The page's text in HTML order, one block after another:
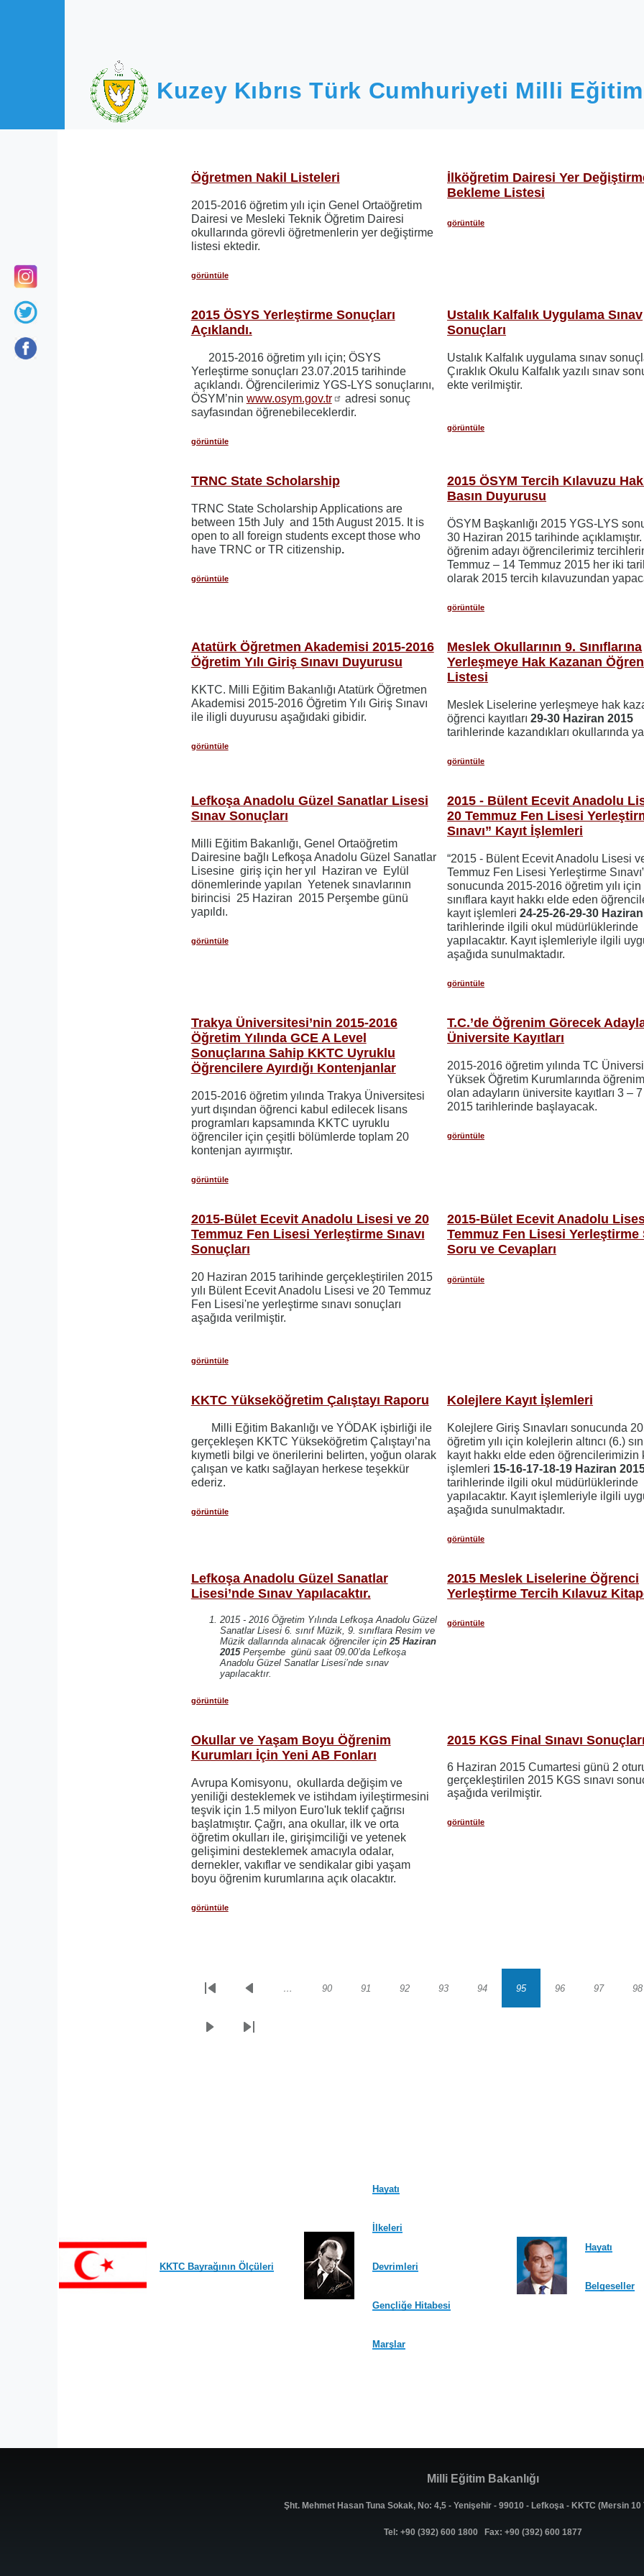
Kuzey Kıbrıs Türk Cumhuriyeti Milli Eğitim
Öğretmen Nakil Listeleri
2015-2016 öğretim yılı için Genel Ortaöğretim
Dairesi ve Mesleki Teknik Öğretim Dairesi
okullarında görevli öğretmenlerin yer değiştirme
listesi ektedir.
görüntüle
İlköğretim Dairesi Yer
Bekleme Listesi
görüntüle
2015 ÖSYS Yerleştirme Sonuçları
Açıklandı.
2015-2016 öğretim yılı için; ÖSYS
Yerleştirme sonuçları 23.07.2015 tarihinde
açıklandı. Öğrencilerimiz YGS-LYS sonuçlarını,
ÖSYM’nin www.osym.gov.tr
adresi sonuç
sayfasından öğrenebileceklerdir.
görüntüle
Ustalık Kalfalık Uygulama Sınav
Sonuçları
Ustalık Kalfalık uygulama sınav
Çıraklık Okulu Kalfalık yazılı sınav
ekte verilmiştir.
görüntüle
TRNC State Scholarship
TRNC State Scholarship Applications are
between 15th July and 15th August 2015. It is
open to all foreign students except those who
have TRNC or TR citizenship.
görüntüle
2015 ÖSYM Tercih Kılavuzu
Basın Duyurusu
ÖSYM Başkanlığı 2015 YGS-LYS
30 Haziran 2015 tarihinde
öğrenim adayı öğrencilerimiz
Temmuz – 14 Temmuz 2015 her iki
olarak 2015 tercih kılavuzundan
görüntüle
Atatürk Öğretmen Akademisi 2015-2016
Öğretim Yılı Giriş Sınavı Duyurusu
KKTC. Milli Eğitim Bakanlığı Atatürk Öğretmen
Akademisi 2015-2016 Öğretim Yılı Giriş Sınavı
ile iligli duyurusu aşağıdaki gibidir.
görüntüle
Meslek Okullarının 9. Sınıflarına
Yerleşmeye Hak Kazanan
Listesi
Meslek Liselerine yerleşmeye hak
öğrenci kayıtları29-30 Haziran 2015
tarihlerinde kazandıkları okullarında
görüntüle
Lefkoşa Anadolu Güzel Sanatlar Lisesi
Sınav Sonuçları
Milli Eğitim Bakanlığı, Genel Ortaöğretim
Dairesine bağlı Lefkoşa Anadolu Güzel Sanatlar
Lisesine giriş için her yıl Haziran ve Eylül
dönemlerinde yapılan Yetenek sınavlarının
birincisi 25 Haziran 2015 Perşembe günü
yapıldı.
görüntüle
2015 - Bülent Ecevit Anadolu
20 Temmuz Fen Lisesi
Sınavı” Kayıt İşlemleri
“2015 - Bülent Ecevit Anadolu Lisesi
Temmuz Fen Lisesi Yerleştirme
sonucunda 2015-2016 öğretim yılı için
sınıflara kayıt hakkı elde eden
kayıt işlemleri24-25-26-29-30
tarihlerinde ilgili okul müdürlüklerinde
yapılacaktır. Kayıt işlemleriyle ilgili
aşağıda sunulmaktadır.
görüntüle
Trakya Üniversitesi’nin 2015-2016
Öğretim Yılında GCE A Level
Sonuçlarına Sahip KKTC Uyruklu
Öğrencilere Ayırdığı Kontenjanlar
2015-2016 öğretim yılında Trakya Üniversitesi
yurt dışından öğrenci kabul edilecek lisans
programları kapsamında KKTC uyruklu
öğrenciler için çeşitli bölümlerde toplam 20
kontenjan ayırmıştır.
görüntüle
T.C.’de Öğrenim Görecek
Üniversite Kayıtları
2015-2016 öğretim yılında TC
Yüksek Öğretim Kurumlarında
olan adayların üniversite kayıtları 3 –
2015 tarihlerinde başlayacak.
görüntüle
2015-Bület Ecevit Anadolu Lisesi ve 20
Temmuz Fen Lisesi Yerleştirme Sınavı
Sonuçları
20 Haziran 2015 tarihinde gerçekleştirilen 2015
yılı Bülent Ecevit Anadolu Lisesi ve 20 Temmuz
Fen Lisesi'ne yerleştirme sınavı sonuçları
aşağıda verilmiştir.
görüntüle
2015-Bület Ecevit Anadolu
Temmuz Fen Lisesi Yerleştirme
Soru ve Cevapları
görüntüle
KKTC Yükseköğretim Çalıştayı Raporu
Milli Eğitim Bakanlığı ve YÖDAK işbirliği ile
gerçekleşen KKTC Yükseköğretim Çalıştayı’na
kıymetli bilgi ve önerilerini belirten, yoğun olarak
çalışan ve katkı sağlayan herkese teşekkür
ederiz.
görüntüle
Kolejlere Kayıt İşlemleri
Kolejlere Giriş Sınavları sonucunda
öğretim yılı için kolejlerin altıncı (6.)
kayıt hakkı elde eden öğrencilerimizin
işlemleri 15-16-17-18-19 Haziran
tarihlerinde ilgili okul müdürlüklerinde
yapılacaktır. Kayıt işlemleriyle ilgili
aşağıda sunulmaktadır.
görüntüle
Lefkoşa Anadolu Güzel Sanatlar
Lisesi’nde Sınav Yapılacaktır.
2015 - 2016 Öğretim Yılında Lefkoşa Anadolu Güzel
Sanatlar Lisesi 6. sınıf Müzik, 9. sınıflara Resim ve
Müzik dallarında alınacak öğrenciler için 25 Haziran
2015Perşembe günü saat 09.00’da Lefkoşa
Anadolu Güzel Sanatlar Lisesi’nde sınav
yapılacaktır.
görüntüle
2015 Meslek Liselerine Öğrenci
Yerleştirme Tercih Kılavuz
görüntüle
Okullar ve Yaşam Boyu Öğrenim
Kurumları İçin Yeni AB Fonları
Avrupa Komisyonu, okullarda değişim ve
yeniliği desteklemek ve istihdam iyileştirmesini
teşvik için 1.5 milyon Euro'luk teklif çağrısı
başlatmıştır. Çağrı, ana okullar, ilk ve orta
öğretim okulları ile, girişimciliği ve yetenek
gelişimini desteklemek amacıyla odalar,
dernekler, vakıflar ve sendikalar gibi yaşam
boyu öğrenim kurumlarına açık olacaktır.
görüntüle
2015 KGS Final Sınavı Sonuçları
6 Haziran 2015 Cumartesi günü 2
gerçekleştirilen 2015 KGS sınavı
aşağıda verilmiştir.
görüntüle
Sayfalama
İlk
Önceki
… Sayfa
90 Sayfa
91 Sayfa
92 Sayfa
93 Sayfa
94 Sayfa
95 Sayfa
96 Sayfa
97 98
Sonraki
Son
KKTC Bayrağının Ölçüleri
Hayatı
İlkeleri
Devrimleri
Gençliğe Hitabesi
Marşlar
Hayatı
Belgeseller
Milli Eğitim Bakanlığı
Şht. Mehmet Hasan Tuna Sokak, No: 4,5 - Yenişehir - 99010 - Lefkoşa - KKTC (Mersin 10
Tel: +90 (392) 600 1800 Fax: +90 (392) 600 1877